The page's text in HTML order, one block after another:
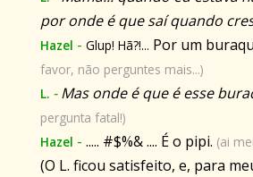
por onde é que saí quando
Hazel - Glup! Hã?!... Por um
favor, não perguntes mais...)
L. -Mas onde é que é esse
pergunta fatal!)
Hazel - ..... #$%& .... É o pipi. (ai
(O L. ficou satisfeito, e, para